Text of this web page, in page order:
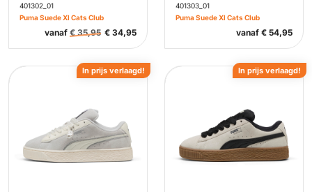
401302_01
Puma Suede Xl Cats Club
vanaf €35,95 € 34,95
401303_01
Puma Suede Xl Cats Club
vanaf € 54,95
In prijs verlaagd! In prijs verlaagd!